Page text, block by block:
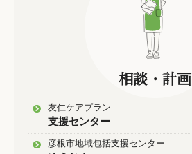
相談・計画
友仁ケアプラン
支援センター
彦根市地域包括支援センター